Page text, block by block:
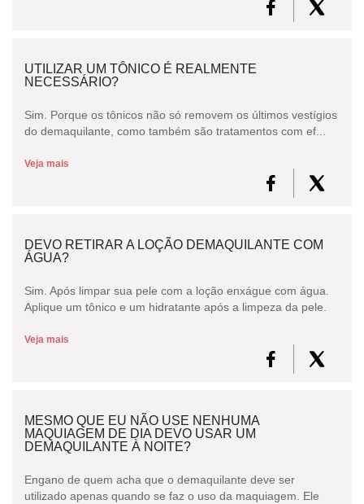
UTILIZAR UM TÔNICO É REALMENTE
NECESSÁRIO?
Sim. Porque os tônicos não só removem os últimos vestígios
do demaquilante, como também são tratamentos com ef...
Veja mais
DEVO RETIRAR A LOÇÃO DEMAQUILANTE COM
ÁGUA?
Sim. Após limpar sua pele com a loção enxágue com água.
Aplique um tônico e um hidratante após a limpeza da pele.
Veja mais
MESMO QUE EU NÃO USE NENHUMA
MAQUIAGEM DE DIA DEVO USAR UM
DEMAQUILANTE À NOITE?
Engano de quem acha que o demaquilante deve ser
utilizado apenas quando se faz o uso da maquiagem. Ele